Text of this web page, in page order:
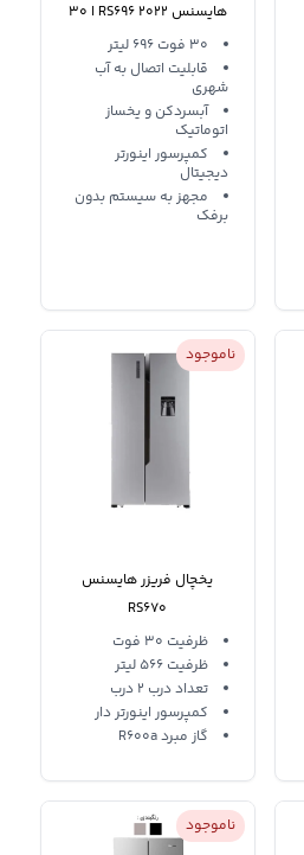
هایسنس 2022 RS696 ا 30
فوت نقره ای 30 فوت 696 لیتر
قابلیت اتصال به آب
شهری
آبسردکن و یخساز
اتوماتیک
کمپرسور اینورتر
دیجیتال
مجهز به سیستم بدون
برفک
ناموجود
یخچال فریزر هایسنس
RS670
ظرفیت 30 فوت
ظرفیت 566 لیتر
تعداد درب 2 درب
کمپرسور اینورتر دار
گاز مبرد R600a
ناموجود